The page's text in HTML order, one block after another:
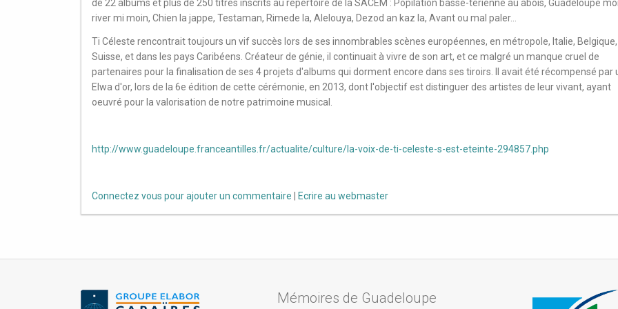
de 22 albums et plus de 250 titres inscrits au répertoire de la SACEM : Popilation basse-térienne au abois, Guadeloupe
river mi moin, Chien la jappe, Testaman, Rimede la, Alelouya, Dezod an kaz la, Avant ou mal paler…
Ti Céleste rencontrait toujours un vif succès lors de ses innombrables scènes européennes, en métropole, Italie, Belgique,
Suisse, et dans les pays Caribéens. Créateur de génie, il continuait à vivre de son art, et ce malgré un manque cruel de
partenaires pour la finalisation de ses 4 projets d'albums qui dorment encore dans ses tiroirs. Il avait été récompensé par
Elwa d'or, lors de la 6e édition de cette cérémonie, en 2013, dont l'objectif est distinguer des artistes de leur vivant, ayant
oeuvré pour la valorisation de notre patrimoine musical.
http://www.guadeloupe.franceantilles.fr/actualite/culture/la-voix-de-ti-celeste-s-est-eteinte-294857.php
Connectez vous pour ajouter un commentaire | Ecrire au webmaster
Mémoires de Guadeloupe